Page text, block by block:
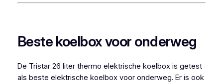
Beste koelbox voor onderweg
De Tristar 26 liter thermo elektrische koelbox is getest
als beste elektrische koelbox voor onderweg. Er is ook